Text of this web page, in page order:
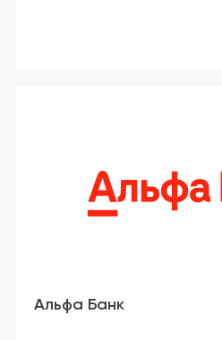
Альфа Банк